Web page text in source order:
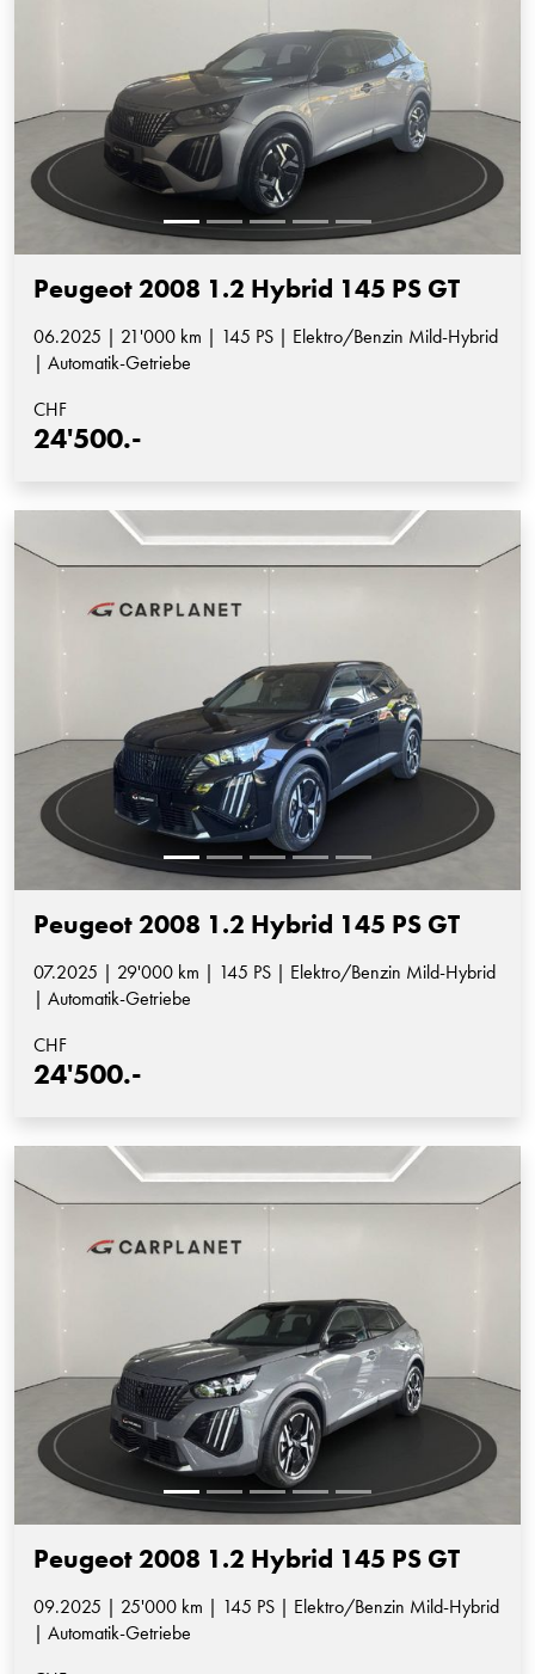
Peugeot 2008 1.2 Hybrid 145 PS GT
06.2025 | 21'000 km | 145 PS | Elektro/Benzin Mild-Hybrid
| Automatik-Getriebe
CHF
24'500.-
Peugeot 2008 1.2 Hybrid 145 PS GT
07.2025 | 29'000 km | 145 PS | Elektro/Benzin Mild-Hybrid
| Automatik-Getriebe
CHF
24'500.-
Peugeot 2008 1.2 Hybrid 145 PS GT
09.2025 | 25'000 km | 145 PS | Elektro/Benzin Mild-Hybrid
| Automatik-Getriebe